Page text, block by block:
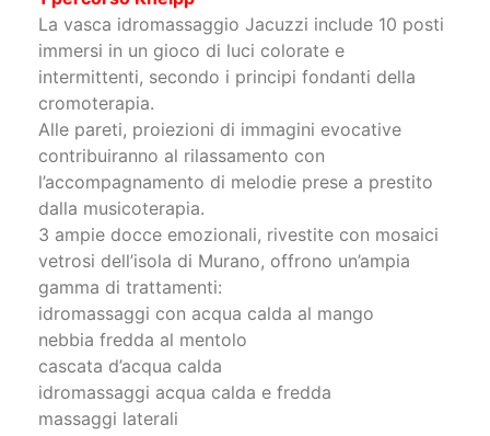
plantari
1 percorso Kneipp
La vasca idromassaggio Jacuzzi include 10 posti
immersi in un gioco di luci colorate e
intermittenti, secondo i principi fondanti della
cromoterapia.
Alle pareti, proiezioni di immagini evocative
contribuiranno al rilassamento con
l’accompagnamento di melodie prese a prestito
dalla musicoterapia.
3 ampie docce emozionali, rivestite con mosaici
vetrosi dell’isola di Murano, offrono un’ampia
gamma di trattamenti:
idromassaggi con acqua calda al mango
nebbia fredda al mentolo
cascata d’acqua calda